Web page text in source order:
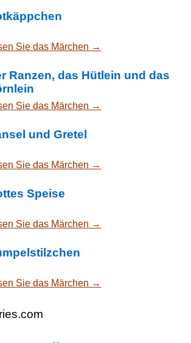
Sie das Märchen →
Ranzen, das Hütlein und das
Sie das Märchen →
und Gretel
Sie das Märchen →
Speise
Sie das Märchen →
Sie das Märchen →